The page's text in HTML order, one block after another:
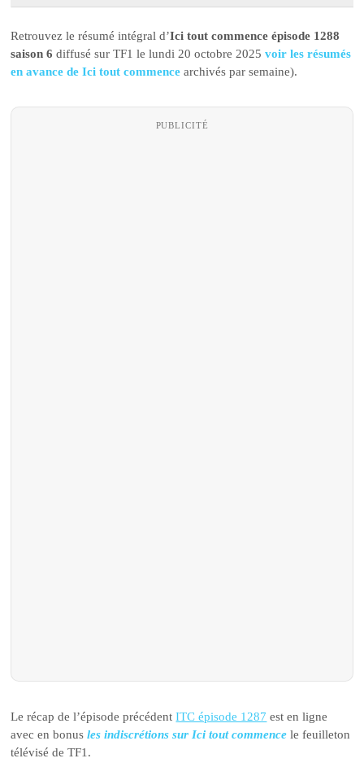
Retrouvez le résumé intégral d’Ici tout commence épisode 1288
saison 6 diffusé sur TF1 le lundi 20 octobre 2025voir les résumés
en avance de Ici tout commencearchivés par semaine).
PUBLICITÉ
Le récap de l’épisode précédentITC épisode 1287 est en ligne
avec en bonusles indiscrétions sur Ici tout commence le feuilleton
télévisé de TF1.